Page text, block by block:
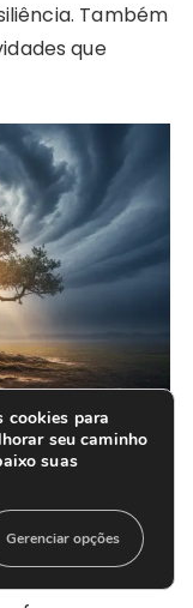
Também
que
ao
cookies para
seu caminho
suas
Gerenciar opções